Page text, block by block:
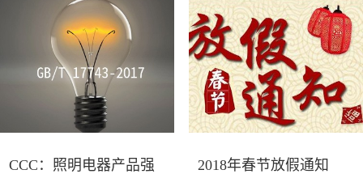
业内外人士参观驻足。展会期间我公司举办了《电磁
兼容测试和设计技术》技术讲座，本次讲座同时特邀
德国Langer公司资深工程师Lars Glaesser...
CCC：照明电器产品强
2018年春节放假通知